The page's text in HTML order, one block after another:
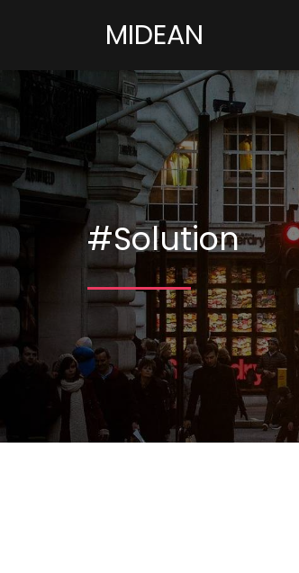
MIDEAN
#Solution